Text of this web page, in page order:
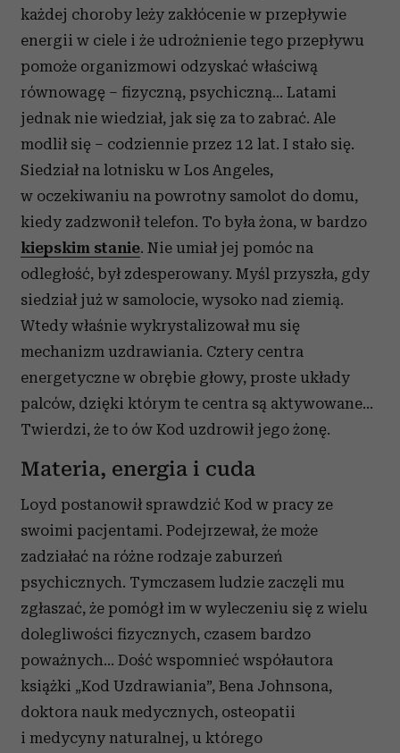
każdej choroby leży zakłócenie w przepływie
energii w ciele i że udrożnienie tego przepływu
pomoże organizmowi odzyskać właściwą
równowagę – fizyczną, psychiczną... Latami
jednak nie wiedział, jak się za to zabrać. Ale
modlił się – codziennie przez 12 lat. I stało się.
Siedział na lotnisku w Los Angeles,
w oczekiwaniu na powrotny samolot do domu,
kiedy zadzwonił telefon. To była żona, w bardzo
kiepskim stanie. Nie umiał jej pomóc na
odległość, był zdesperowany. Myśl przyszła, gdy
siedział już w samolocie, wysoko nad ziemią.
Wtedy właśnie wykrystalizował mu się
mechanizm uzdrawiania. Cztery centra
energetyczne w obrębie głowy, proste układy
palców, dzięki którym te centra są aktywowane...
Twierdzi, że to ów Kod uzdrowił jego żonę.
Materia, energia i cuda
Loyd postanowił sprawdzić Kod w pracy ze
swoimi pacjentami. Podejrzewał, że może
zadziałać na różne rodzaje zaburzeń
psychicznych. Tymczasem ludzie zaczęli mu
zgłaszać, że pomógł im w wyleczeniu się z wielu
dolegliwości fizycznych, czasem bardzo
poważnych... Dość wspomnieć współautora
książki „Kod Uzdrawiania”, Bena Johnsona,
doktora nauk medycznych, osteopatii
i medycyny naturalnej, u którego